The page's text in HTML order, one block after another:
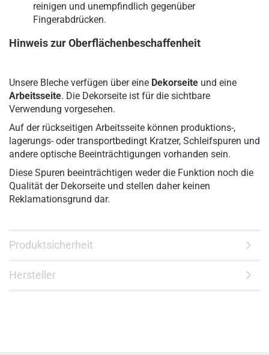
reinigen und unempfindlich gegenüber
Fingerabdrücken.
Hinweis zur Oberflächenbeschaffenheit
Unsere Bleche verfügen über eine Dekorseite und eine
Arbeitsseite. Die Dekorseite ist für die sichtbare
Verwendung vorgesehen.
Auf der rückseitigen Arbeitsseite können produktions-,
lagerungs- oder transportbedingt Kratzer, Schleifspuren und
andere optische Beeinträchtigungen vorhanden sein.
Diese Spuren beeinträchtigen weder die Funktion noch die
Qualität der Dekorseite und stellen daher keinen
Reklamationsgrund dar.
Produktsicherheit
Hersteller